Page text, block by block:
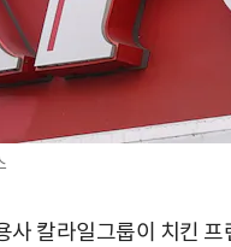
사 칼라일그룹이 치킨